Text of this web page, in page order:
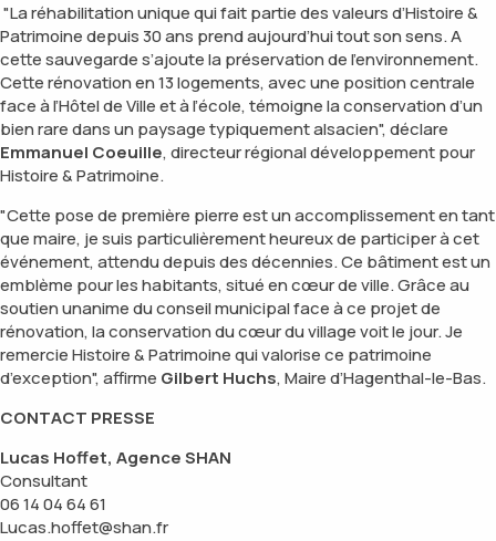
"La réhabilitation unique qui fait partie des valeurs d’Histoire &
Patrimoine depuis 30 ans prend aujourd’hui tout son sens. A
cette sauvegarde s’ajoute la préservation de l’environnement.
Cette rénovation en 13 logements, avec une position centrale
face à l’Hôtel de Ville et à l’école, témoigne la conservation d’un
bien rare dans un paysage typiquement alsacien",déclare
Emmanuel Coeuille, directeur régional développement pour
Histoire & Patrimoine.
"Cette pose de première pierre est un accomplissement en tant
que maire, je suis particulièrement heureux de participer à cet
événement, attendu depuis des décennies. Ce bâtiment est un
emblème pour les habitants, situé en cœur de ville. Grâce au
soutien unanime du conseil municipal face à ce projet de
rénovation, la conservation du cœur du village voit le jour. Je
remercie Histoire & Patrimoine qui valorise ce patrimoine
d’exception",affirme Gilbert Huchs, Maire d’Hagenthal-le-Bas.
CONTACT PRESSE
Lucas Hoffet, Agence SHAN
Consultant
06 14 04 64 61
Lucas.hoffet@shan.fr